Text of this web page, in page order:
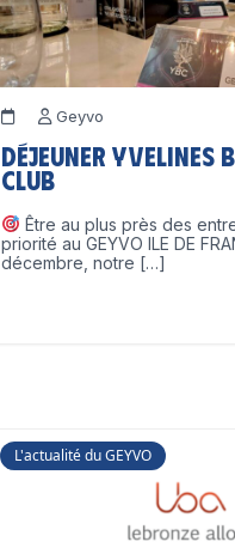
Geyvo
Déjeuner Yvelines
Club
Être au plus près des
priorité au GEYVO ILE DE
décembre, notre […]
L'actualité du GEYVO